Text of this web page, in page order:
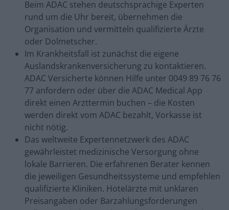
Beim ADAC stehen deutschsprachige Experten
rund um die Uhr bereit, übernehmen die
Organisation und vermitteln qualifizierte Ärzte
oder Dolmetscher.
Im Krankheitsfall ist zunächst die eigene
Auslandskrankenversicherung zu kontaktieren.
ADAC Versicherte können Hilfe unter 0049 89 76 76
77 anfordern oder über die ADAC Medical App
direkt einen Arzttermin buchen – die Kosten
werden direkt vom ADAC bezahlt, Vorkasse ist
nicht nötig.
Das weltweite Expertennetzwerk des ADAC
gewährleistet medizinische Versorgung ohne
lokale Barrieren. Die erfahrenen Berater kennen
die jeweiligen Gesundheitssysteme und empfehlen
qualifizierte Kliniken. Hotelärzte mit unklaren
Preisangaben oder Barzahlungsforderungen